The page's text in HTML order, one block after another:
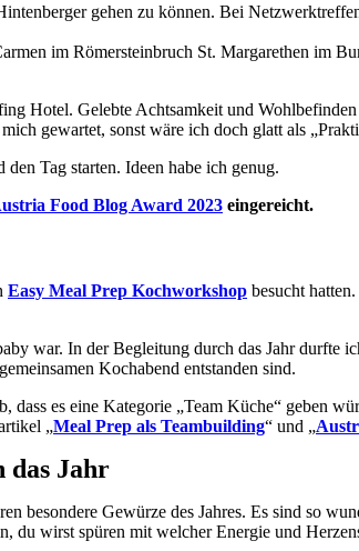
gehen zu können. Bei
im Römersteinbruch St. Margarethen im
Hotel. Gelebte Achtsamkeit und
gewartet, sonst wäre ich doch glatt als
Tag starten. Ideen habe ich genug.
Food Blog Award 2023 eingereicht.
Easy Meal Prep Kochworkshop besucht
war. In der Begleitung durch das Jahr durfte
Kochabend entstanden sind.
es eine Kategorie „Team Küche“ geben
„Meal Prep als Teambuilding“ und „
das Jahr
besondere Gewürze des Jahres. Es sind so
du wirst spüren mit welcher Energie und